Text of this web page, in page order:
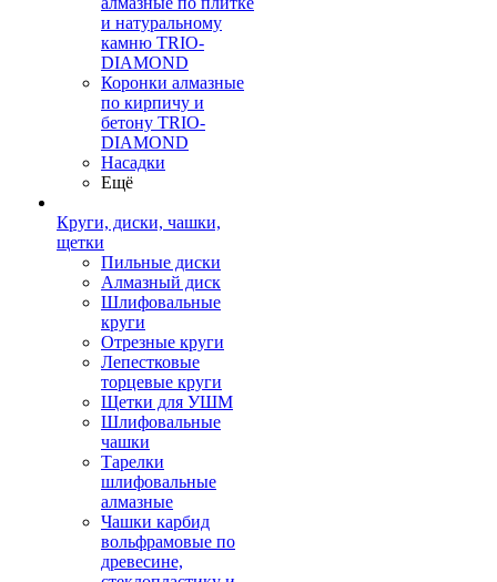
и натуральному
камню TRIO-
DIAMOND
Коронки алмазные
по кирпичу и
бетону TRIO-
DIAMOND
Насадки
Ещё
Круги, диски, чашки,
щетки
Пильные диски
Алмазный диск
Шлифовальные
круги
Отрезные круги
Лепестковые
торцевые круги
Щетки для УШМ
Шлифовальные
чашки
Тарелки
шлифовальные
алмазные
Чашки карбид
вольфрамовые по
древесине,